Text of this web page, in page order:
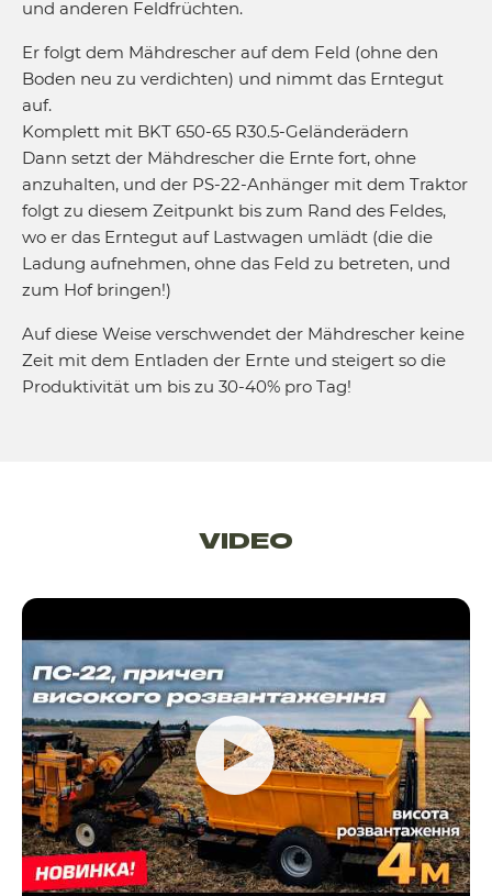
und anderen Feldfrüchten.
Er folgt dem Mähdrescher auf dem Feld (ohne den
Boden neu zu verdichten) und nimmt das Erntegut
auf.
Komplett mit BKT 650-65 R30.5-Geländerädern
Dann setzt der Mähdrescher die Ernte fort, ohne
anzuhalten, und der PS-22-Anhänger mit dem Traktor
folgt zu diesem Zeitpunkt bis zum Rand des Feldes,
wo er das Erntegut auf Lastwagen umlädt (die die
Ladung aufnehmen, ohne das Feld zu betreten, und
zum Hof bringen!)
Auf diese Weise verschwendet der Mähdrescher keine
Zeit mit dem Entladen der Ernte und steigert so die
Produktivität um bis zu 30-40% pro Tag!
VIDEO